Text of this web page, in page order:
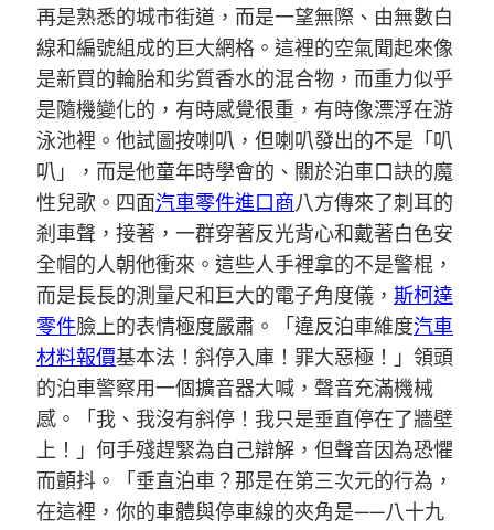
再是熟悉的城市街道，而是一望無際、由無數白
線和編號組成的巨大網格。這裡的空氣聞起來像
是新買的輪胎和劣質香水的混合物，而重力似乎
是隨機變化的，有時感覺很重，有時像漂浮在游
泳池裡。他試圖按喇叭，但喇叭發出的不是「叭
叭」，而是他童年時學會的、關於泊車口訣的魔
性兒歌。四面汽車零件進口商八方傳來了刺耳的
剎車聲，接著，一群穿著反光背心和戴著白色安
全帽的人朝他衝來。這些人手裡拿的不是警棍，
而是長長的測量尺和巨大的電子角度儀， 斯柯達
零件臉上的表情極度嚴肅。「違反泊車維度汽車
材料報價基本法！斜停入庫！罪大惡極！」領頭
的泊車警察用一個擴音器大喊，聲音充滿機械
感。「我、我沒有斜停！我只是垂直停在了牆壁
上！」何手殘趕緊為自己辯解，但聲音因為恐懼
而顫抖。「垂直泊車？那是在第三次元的行為，
在這裡，你的車體與停車線的夾角是——八十九